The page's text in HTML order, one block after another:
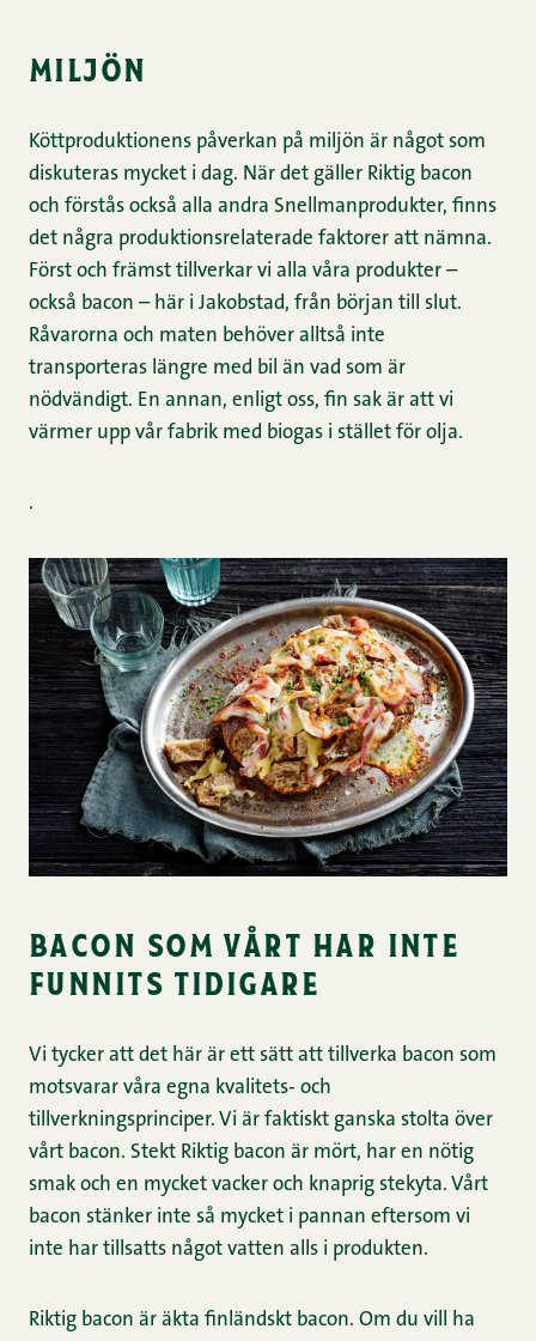
miljön
Köttproduktionens påverkan på miljön är något som
diskuteras mycket i dag. När det gäller Riktig bacon
och förstås också alla andra Snellmanprodukter, finns
det några produktionsrelaterade faktorer att nämna.
Först och främst tillverkar vi alla våra produkter –
också bacon – här i Jakobstad, från början till slut.
Råvarorna och maten behöver alltså inte
transporteras längre med bil än vad som är
nödvändigt. En annan, enligt oss, fin sak är att vi
värmer upp vår fabrik med biogas i stället för olja.
.
bacon som vårt har inte
funnits tidigare
Vi tycker att det här är ett sätt att tillverka bacon som
motsvarar våra egna kvalitets‑ och
tillverkningsprinciper. Vi är faktiskt ganska stolta över
vårt bacon. Stekt Riktig bacon är mört, har en nötig
smak och en mycket vacker och knaprig stekyta. Vårt
bacon stänker inte så mycket i pannan eftersom vi
inte har tillsatts något vatten alls i produkten.
Riktig bacon är äkta finländskt bacon. Om du vill ha